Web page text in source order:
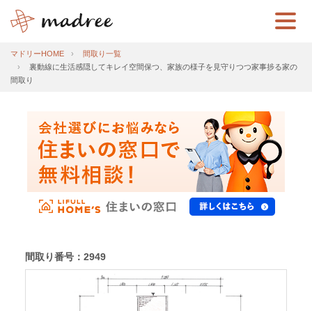
マドリーHOME
間取り一覧
裏動線に生活感隠してキレイ空間保つ、家族の様子を見守りつつ家事捗る家の
間取り
間取り番号：2949